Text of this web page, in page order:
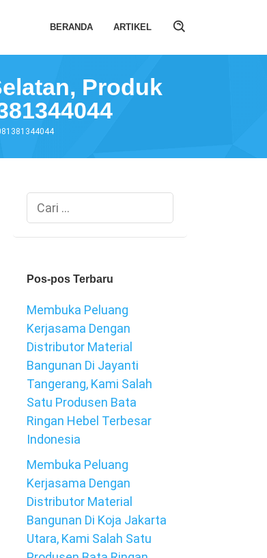
BERANDA
ARTIKEL
Produk
Cari
untuk:
Pos-pos Terbaru
Membuka Peluang
Kerjasama Dengan
Distributor Material
Bangunan Di Jayanti
Tangerang, Kami Salah
Satu Produsen Bata
Ringan Hebel Terbesar
Indonesia
Membuka Peluang
Kerjasama Dengan
Distributor Material
Bangunan Di Koja Jakarta
Utara, Kami Salah Satu